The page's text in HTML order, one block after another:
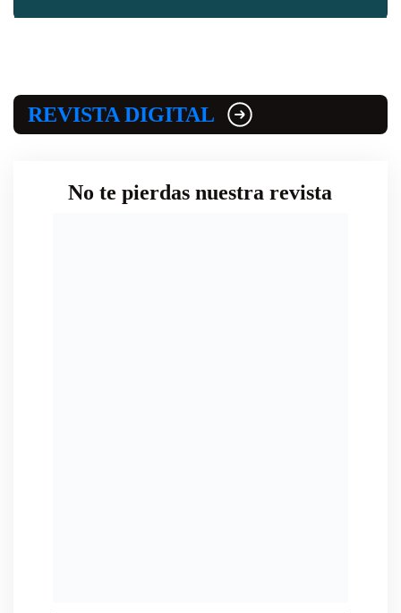
REVISTA DIGITAL
No te pierdas nuestra revista